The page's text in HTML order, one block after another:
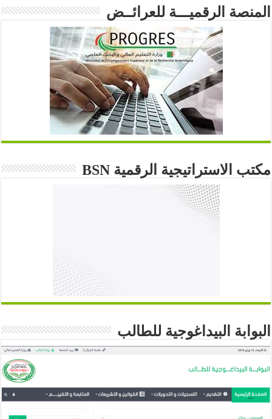
المنصة الرقميـــة للعرائــض
مكتب الاستراتيجية الرقمية BSN
البوابة البيداغوجية للطالب